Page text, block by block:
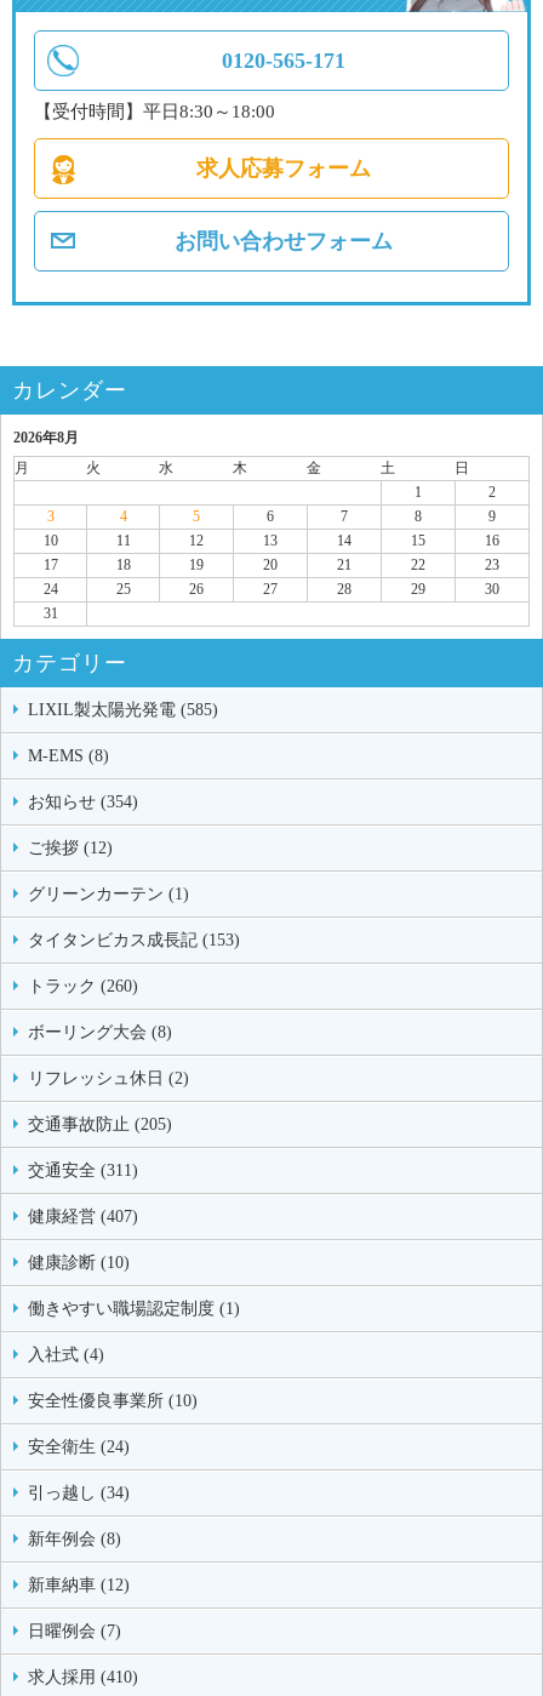
0120-565-171
【受付時間】平日8:30～18:00
求人応募フォーム
お問い合わせフォーム
カレンダー
2026年8月
月
火 水 木 金 土
日
1
2
3
4 5 6 7 8
9
10
11 12 13 14 15
16
17
18 19 20 21 22
23
24
25 26 27 28 29
30
31
カテゴリー
LIXIL製太陽光発電 (585)
M-EMS (8)
お知らせ (354)
ご挨拶 (12)
グリーンカーテン (1)
タイタンビカス成長記 (153)
トラック (260)
ボーリング大会 (8)
リフレッシュ休日 (2)
交通事故防止 (205)
交通安全 (311)
健康経営 (407)
健康診断 (10)
働きやすい職場認定制度 (1)
入社式 (4)
安全性優良事業所 (10)
安全衛生 (24)
引っ越し (34)
新年例会 (8)
新車納車 (12)
日曜例会 (7)
求人採用 (410)